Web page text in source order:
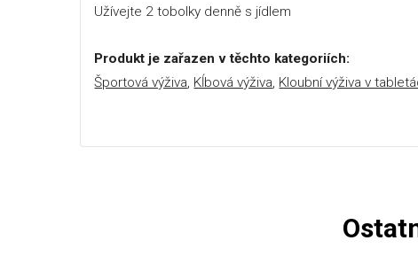
Užívejte 2 tobolky denně s jídlem
Produkt je zařazen v těchto kategoriích:
Športová výživa, Kĺbová výživa, Kloubní výživa v